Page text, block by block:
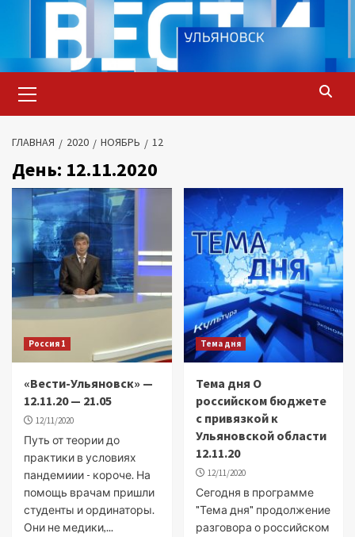
содержимому
меню
ГЛАВНАЯ 2020 НОЯБРЬ 12
День: 12.11.2020
Россия 1
«Вести-Ульяновск» —
12.11.20 — 21.05
12/11/2020
Путь от теории до
практики в условиях
пандемиии - короче. На
помощь врачам пришли
студенты и ординаторы.
Они не медики,...
Тема дня
Тема дня О
российском бюджете
с привязкой к
Ульяновской области
12.11.20
12/11/2020
Сегодня в программе
"Тема дня" продолжение
разговора о российском